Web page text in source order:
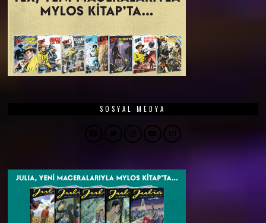
SOSYAL MEDYA